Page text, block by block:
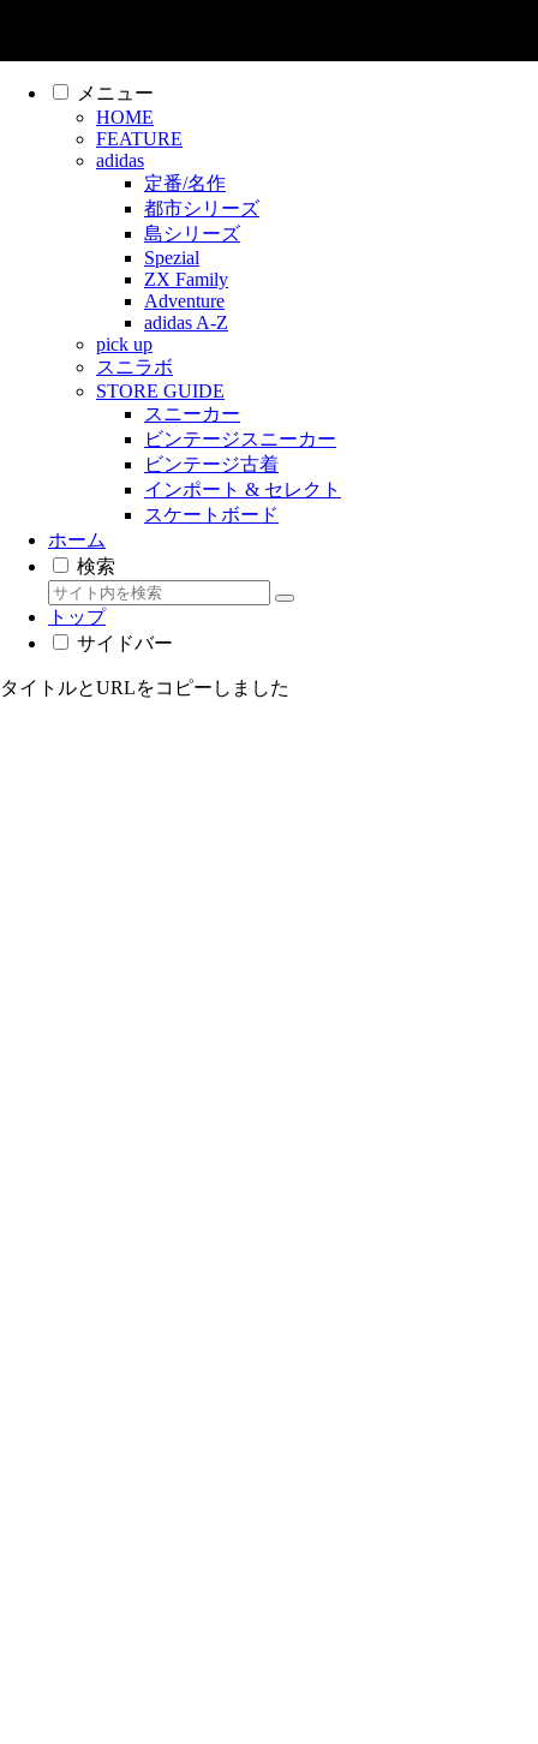
メニュー
HOME
FEATURE
adidas
定番/名作
都市シリーズ
島シリーズ
Spezial
ZX Family
Adventure
adidas A-Z
pick up
スニラボ
STORE GUIDE
スニーカー
ビンテージスニーカー
ビンテージ古着
インポート & セレクト
スケートボード
ホーム
検索
トップ
サイドバー
タイトルとURLをコピーしました